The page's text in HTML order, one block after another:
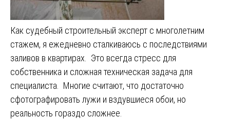
Как судебный строительный эксперт с многолетним
стажем, я ежедневно сталкиваюсь с последствиями
заливов в квартирах. Это всегда стресс для
собственника и сложная техническая задача для
специалиста. Многие считают, что достаточно
сфотографировать лужи и вздувшиеся обои, но
реальность гораздо сложнее.